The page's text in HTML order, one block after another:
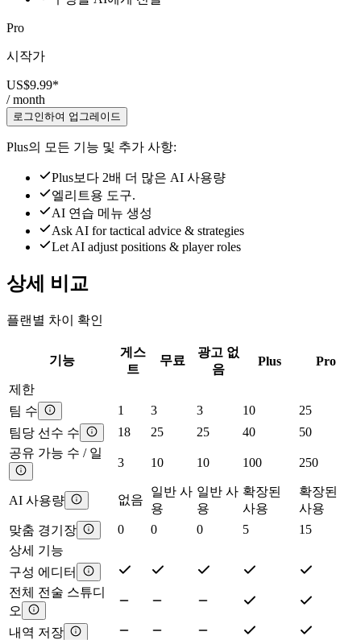
Pro
시작가
US$9.99*
/ month
로그인하여 업그레이드
Plus의 모든 기능 및 추가 사항:
Plus보다 2배 더 많은 AI 사용량
엘리트용 도구.
AI 연습 메뉴 생성
Ask AI for tactical advice & strategies
Let AI adjust positions & player roles
상세 비교
플랜별 차이 확인
기능
게스
트
무료
광고 없
음
Plus Pro
제한
팀 수
1 3 3 10
25
팀당 선수 수
18 25 25 40
50
공유 가능 수 / 일
3 10 10 100 250
AI 사용량 없음
일반 사
용
일반 사
용
확장된
사용
확장된
사용
맞춤 경기장
0 0 0 5
15
상세 기능
구성 에디터
전체 전술 스튜디
오
내역 저장